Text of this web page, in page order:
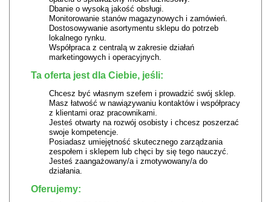
Dbanie o wysoką jakość obsługi.
Monitorowanie stanów magazynowych i zamówień.
Dostosowywanie asortymentu sklepu do potrzeb
lokalnego rynku.
Współpraca z centralą w zakresie działań
marketingowych i operacyjnych.
Ta oferta jest dla Ciebie, jeśli:
Chcesz być własnym szefem i prowadzić swój sklep.
Masz łatwość w nawiązywaniu kontaktów i współpracy
z klientami oraz pracownikami.
Jesteś otwarty na rozwój osobisty i chcesz poszerzać
swoje kompetencje.
Posiadasz umiejętność skutecznego zarządzania
zespołem i sklepem lub chęci by się tego nauczyć.
Jesteś zaangażowany/a i zmotywowany/a do
działania.
Oferujemy: